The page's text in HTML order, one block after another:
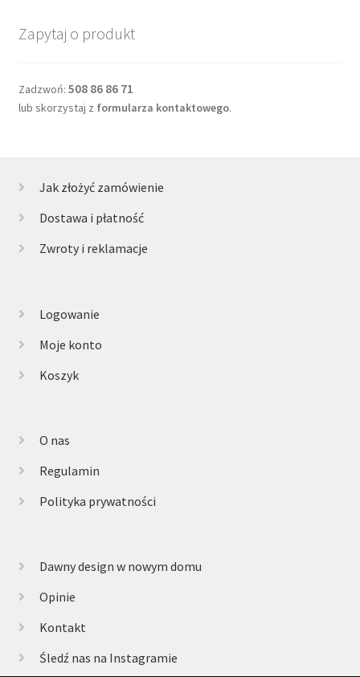
Zapytaj o produkt
Zadzwoń: 508 86 86 71
lub skorzystaj z formularza kontaktowego.
Jak złożyć zamówienie
Dostawa i płatność
Zwroty i reklamacje
Logowanie
Moje konto
Koszyk
O nas
Regulamin
Polityka prywatności
Dawny design w nowym domu
Opinie
Kontakt
Śledź nas na Instagramie